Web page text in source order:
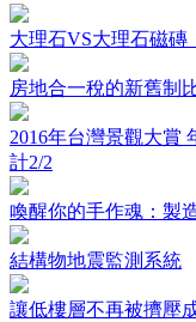
大理石VS大理石磁
房地合一稅的新舊制
2016年台灣景觀大賞
計2/2
喚醒你的手作魂：製
結構物地震監測系統
讓低樓層不再被擠壓